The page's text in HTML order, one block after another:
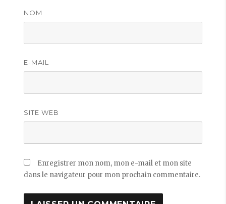
NOM
E-MAIL
SITE WEB
Enregistrer mon nom, mon e-mail et mon site
dans le navigateur pour mon prochain commentaire.